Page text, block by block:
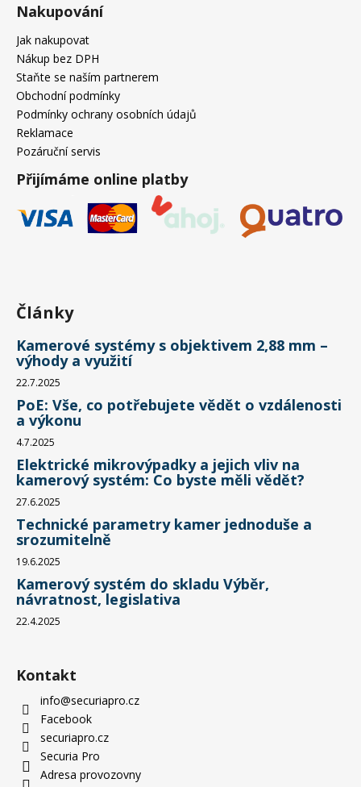
Nakupování
Jak nakupovat
Nákup bez DPH
Staňte se naším partnerem
Obchodní podmínky
Podmínky ochrany osobních údajů
Reklamace
Pozáruční servis
Přijímáme online platby
Články
Kamerové systémy s objektivem 2,88 mm –
výhody a využití
22.7.2025
PoE: Vše, co potřebujete vědět o vzdálenosti
a výkonu
4.7.2025
Elektrické mikrovýpadky a jejich vliv na
kamerový systém: Co byste měli vědět?
27.6.2025
Technické parametry kamer jednoduše a
srozumitelně
19.6.2025
Kamerový systém do skladu Výběr,
návratnost, legislativa
22.4.2025
Kontakt
info@securiapro.cz
Facebook
securiapro.cz
Securia Pro
Adresa provozovny